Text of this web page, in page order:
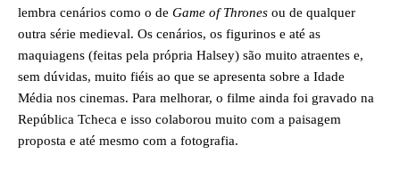
lembra cenários como o de Game of Thrones ou de qualquer
outra série medieval. Os cenários, os figurinos e até as
maquiagens (feitas pela própria Halsey) são muito atraentes e,
sem dúvidas, muito fiéis ao que se apresenta sobre a Idade
Média nos cinemas. Para melhorar, o filme ainda foi gravado na
República Tcheca e isso colaborou muito com a paisagem
proposta e até mesmo com a fotografia.